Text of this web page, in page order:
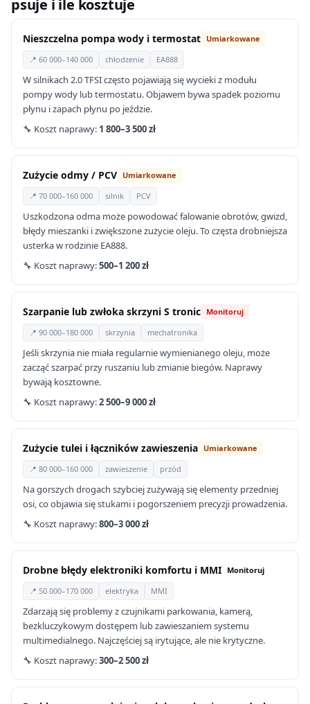
psuje i ile kosztuje
Nieszczelna pompa wody i termostat Umiarkowane
📍 60 000–140 000 chłodzenie EA888
W silnikach 2.0 TFSI często pojawiają się wycieki z modułu
pompy wody lub termostatu. Objawem bywa spadek poziomu
płynu i zapach płynu po jeździe.
🔧 Koszt naprawy: 1 800–3 500 zł
Zużycie odmy / PCV Umiarkowane
📍 70 000–160 000 silnik PCV
Uszkodzona odma może powodować falowanie obrotów, gwizd,
błędy mieszanki i zwiększone zużycie oleju. To częsta drobniejsza
usterka w rodzinie EA888.
🔧 Koszt naprawy:500–1 200 zł
Szarpanie lub zwłoka skrzyni S tronic Monitoruj
📍 90 000–180 000 skrzynia mechatronika
Jeśli skrzynia nie miała regularnie wymienianego oleju, może
zacząć szarpać przy ruszaniu lub zmianie biegów. Naprawy
bywają kosztowne.
🔧 Koszt naprawy:2 500–9 000 zł
Zużycie tulei i łączników zawieszenia Umiarkowane
📍 80 000–160 000 zawieszenie przód
Na gorszych drogach szybciej zużywają się elementy przedniej
osi, co objawia się stukami i pogorszeniem precyzji prowadzenia.
🔧 Koszt naprawy:800–3 000 zł
Drobne błędy elektroniki komfortu i MMI Monitoruj
📍 50 000–170 000 elektryka MMI
Zdarzają się problemy z czujnikami parkowania, kamerą,
bezkluczykowym dostępem lub zawieszaniem systemu
multimedialnego. Najczęściej są irytujące, ale nie krytyczne.
🔧 Koszt naprawy:300–2 500 zł